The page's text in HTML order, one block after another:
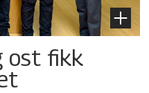
ost fikk